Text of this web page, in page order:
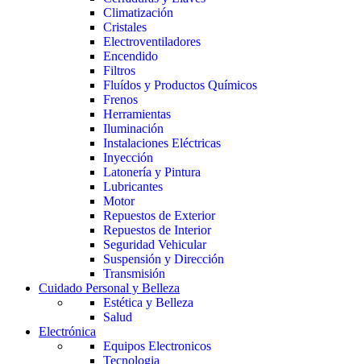
Climatización
Cristales
Electroventiladores
Encendido
Filtros
Fluídos y Productos Químicos
Frenos
Herramientas
Iluminación
Instalaciones Eléctricas
Inyección
Latonería y Pintura
Lubricantes
Motor
Repuestos de Exterior
Repuestos de Interior
Seguridad Vehicular
Suspensión y Dirección
Transmisión
Cuidado Personal y Belleza
Estética y Belleza
Salud
Electrónica
Equipos Electronicos
Tecnologia